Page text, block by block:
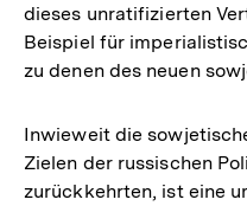
dieses unratifizierten
Beispiel für
zu denen des neuen
Inwieweit die
Zielen der russischen
zurückkehrten, ist eine